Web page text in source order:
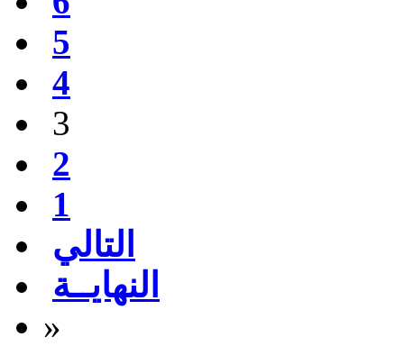
5
4
3
2
1
التالي
النهايــة
»